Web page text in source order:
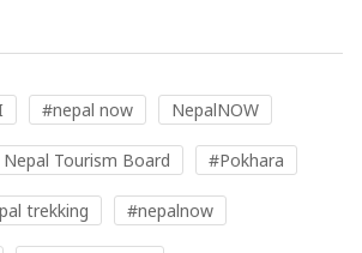
#nepal now NepalNOW
Nepal Tourism Board #Pokhara
trekking #nepalnow